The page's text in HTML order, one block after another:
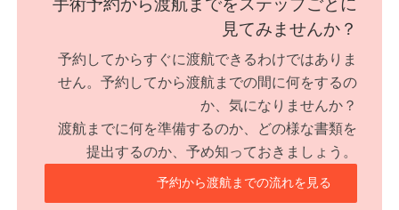
手術予約から渡航までをステップごとに
見てみませんか？
予約してからすぐに渡航できるわけではありま
せん。予約してから渡航までの間に何をするの
か、気になりませんか？
渡航までに何を準備するのか、どの様な書類を
提出するのか、予め知っておきましょう。
予約から渡航までの流れを見る